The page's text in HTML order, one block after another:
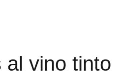
al vino tinto